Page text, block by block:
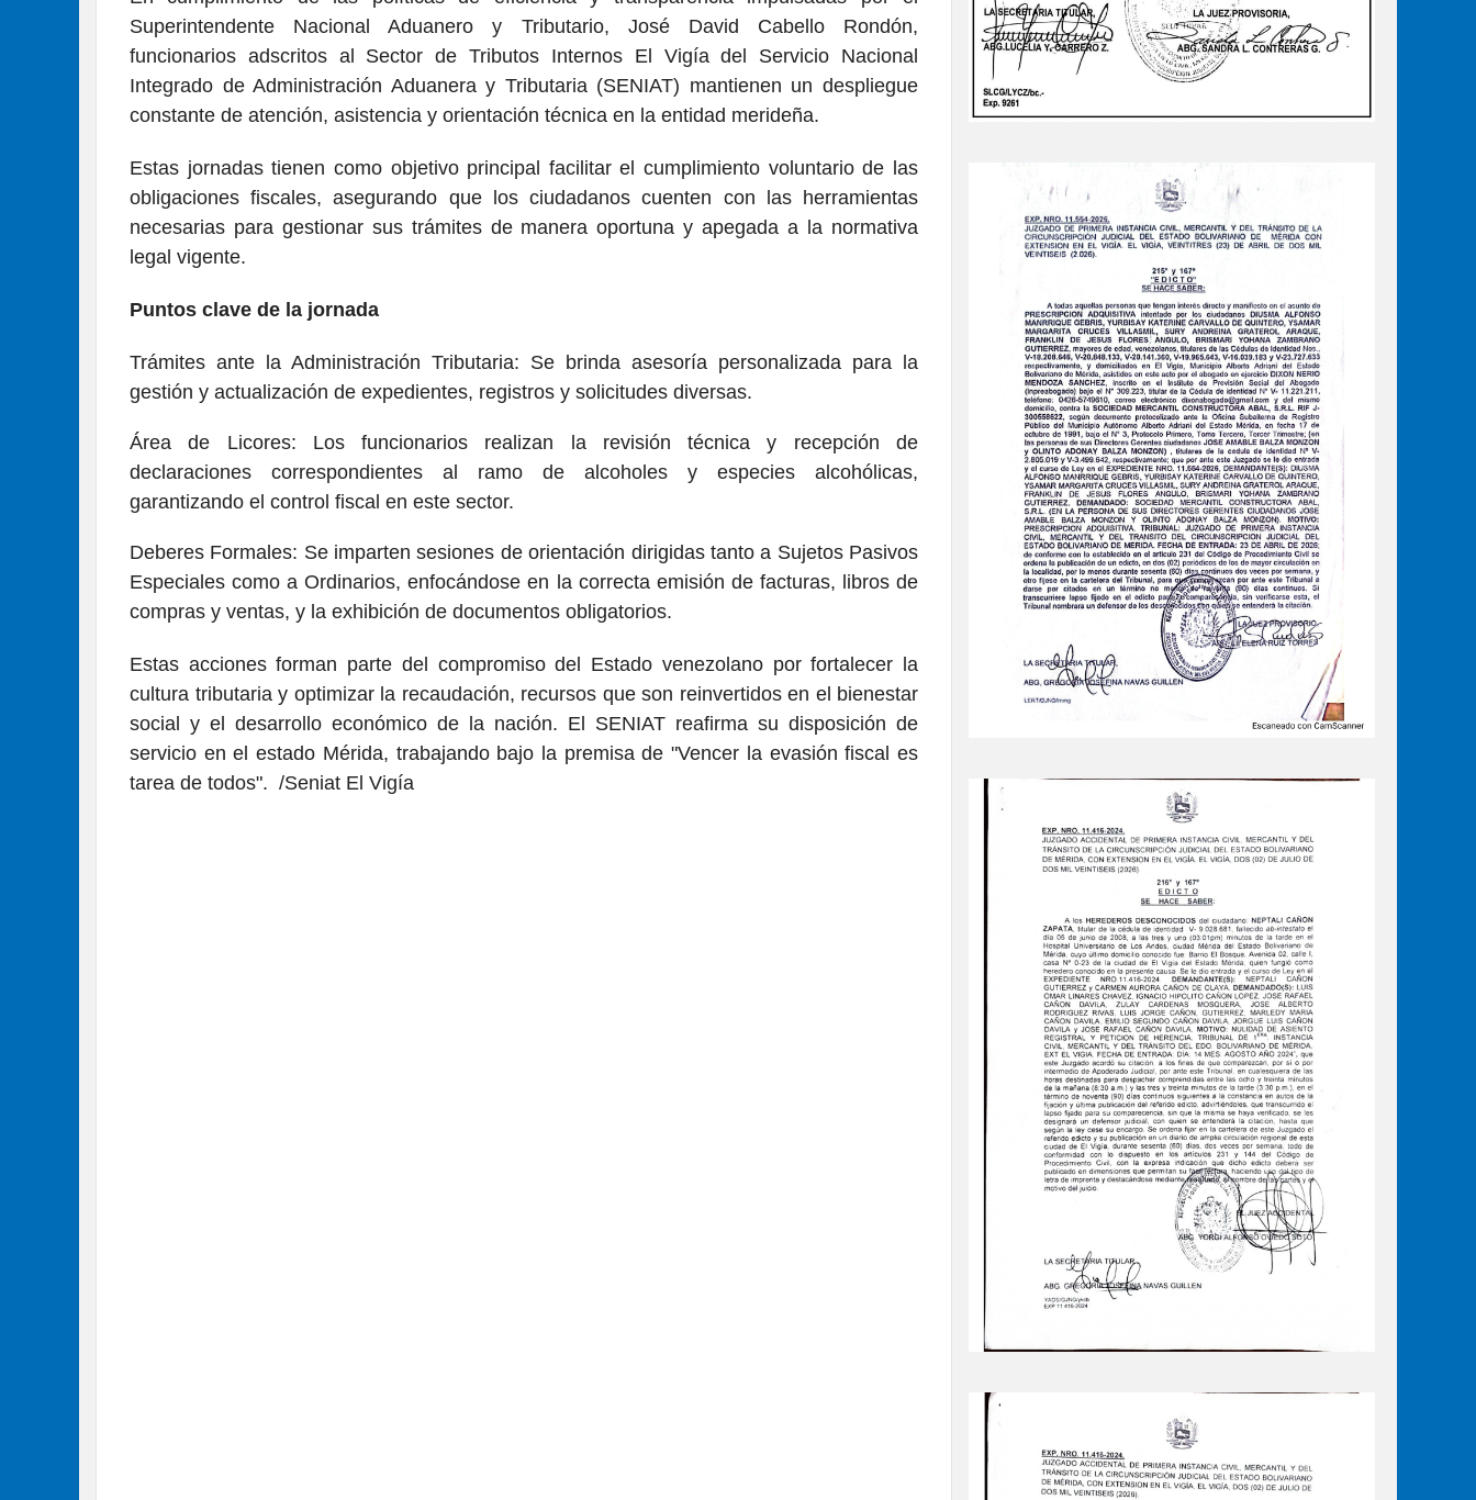
Superintendente Nacional Aduanero y Tributario, José David Cabello Rondón,
funcionarios adscritos al Sector de Tributos Internos El Vigía del Servicio Nacional
Integrado de Administración Aduanera y Tributaria (SENIAT) mantienen un despliegue
constante de atención, asistencia y orientación técnica en la entidad merideña.
​Estas jornadas tienen como objetivo principal facilitar el cumplimiento voluntario de las
obligaciones fiscales, asegurando que los ciudadanos cuenten con las herramientas
necesarias para gestionar sus trámites de manera oportuna y apegada a la normativa
legal vigente.
​Puntos clave de la jornada
​Trámites ante la Administración Tributaria: Se brinda asesoría personalizada para la
gestión y actualización de expedientes, registros y solicitudes diversas.
​Área de Licores: Los funcionarios realizan la revisión técnica y recepción de
declaraciones correspondientes al ramo de alcoholes y especies alcohólicas,
garantizando el control fiscal en este sector.
​Deberes Formales: Se imparten sesiones de orientación dirigidas tanto a Sujetos Pasivos
Especiales como a Ordinarios, enfocándose en la correcta emisión de facturas, libros de
compras y ventas, y la exhibición de documentos obligatorios.
​Estas acciones forman parte del compromiso del Estado venezolano por fortalecer la
cultura tributaria y optimizar la recaudación, recursos que son reinvertidos en el bienestar
social y el desarrollo económico de la nación. El SENIAT reafirma su disposición de
servicio en el estado Mérida, trabajando bajo la premisa de "Vencer la evasión fiscal es
tarea de todos". /Seniat El Vigía